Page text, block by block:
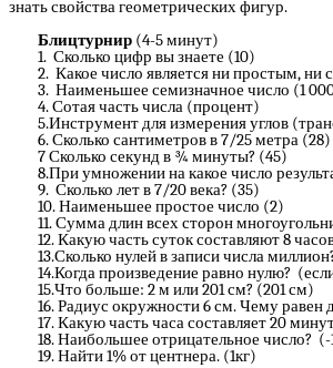
знать свойства геометрических фигур.
Блицтурнир (4-5 минут)
1. Сколько цифр вы знаете (10)
2. Какое число является ни простым, ни
3. Наименьшее семизначное число (1
4. Сотая часть числа (процент)
5.Инструмент для измерения углов
6. Сколько сантиметров в 7/25 метра (28)
7 Сколько секунд в ¾ минуты? (45)
8.При умножении на какое число
9. Сколько лет в 7/20 века? (35)
10. Наименьшее простое число (2)
11. Сумма длин всех сторон
12. Какую часть суток составляют 8
13.Сколько нулей в записи числа
14.Когда произведение равно нулю?
15.Что больше: 2 м или 201 см? (201 см)
16. Радиус окружности 6 см. Чему равен
17. Какую часть часа составляет 20
18. Наибольшее отрицательное число? (-
19. Найти 1% от центнера. (1кг)